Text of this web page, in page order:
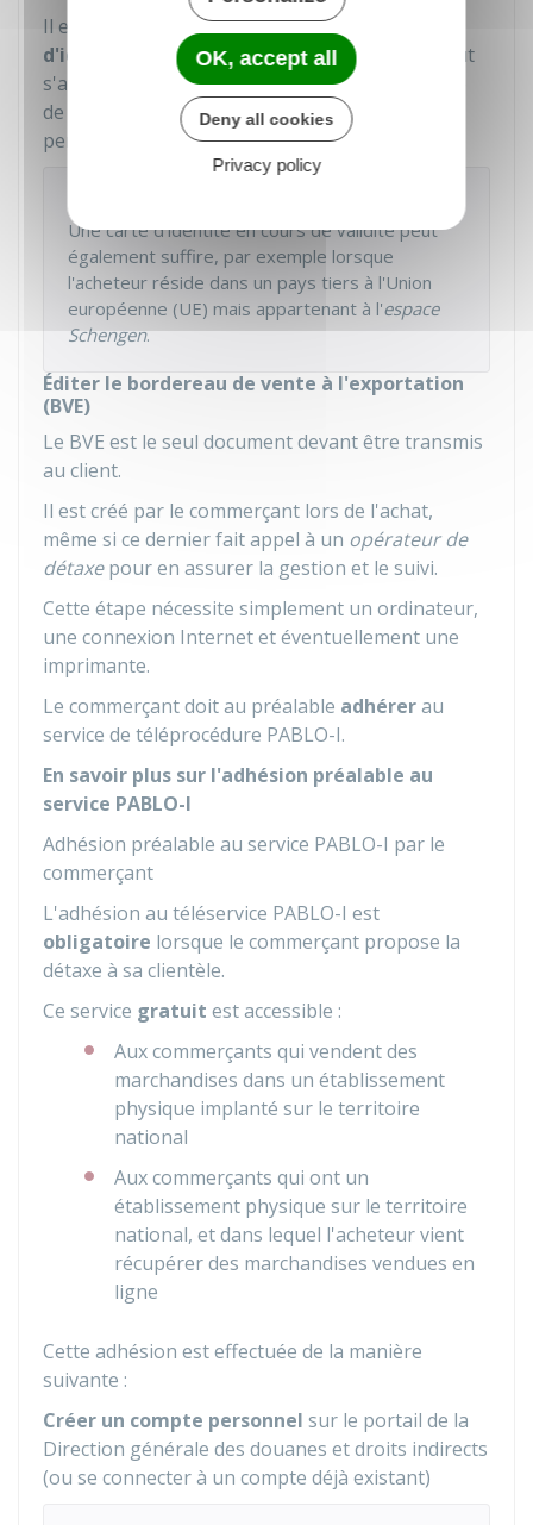
Il effectue ce contrôle au moyen de la
d'identité en cours de validitédu client. Il peut
s'agir de différents documents : passeport, titre
de séjour, visa touristique, carte consulaire ou
permis de résident.
Une carte d'identité en cours de validité peut
également suffire, par exemple lorsque
l'acheteur réside dans un pays tiers à l'Union
européenne (UE) mais appartenant à l'espace
Schengen.
Éditer le bordereau de vente à l'exportation
(BVE)
Le BVE est le seul document devant être transmis
au client.
Il est créé par le commerçant lors de l'achat,
même si ce dernier fait appel à un opérateur de
détaxepour en assurer la gestion et le suivi.
Cette étape nécessite simplement un ordinateur,
une connexion Internet et éventuellement une
imprimante.
Le commerçant doit au préalable adhérerau
service de téléprocédure PABLO-I.
En savoir plus sur l'adhésion préalable au
service PABLO-I
Adhésion préalable au service PABLO-I par le
commerçant
L'adhésion au téléservice PABLO-I est
obligatoire lorsque le commerçant propose la
détaxe à sa clientèle.
Ce service gratuit est accessible :
Aux commerçants qui vendent des
marchandises dans un établissement
physique implanté sur le territoire
national
Aux commerçants qui ont un
établissement physique sur le territoire
national, et dans lequel l'acheteur vient
récupérer des marchandises vendues en
ligne
Cette adhésion est effectuée de la manière
suivante :
Créer un compte personnel sur le portail de la
Direction générale des douanes et droits indirects
(ou se connecter à un compte déjà existant)
OK, accept all
Deny all cookies
Privacy policy